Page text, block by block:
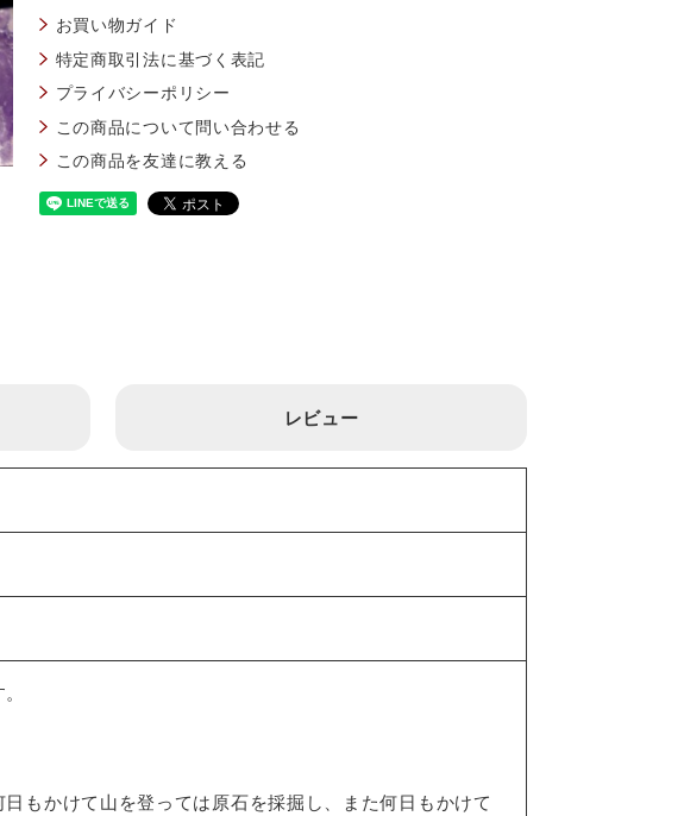
お買い物ガイド
特定商取引法に基づく表記
プライバシーポリシー
この商品について問い合わせる
この商品を友達に教える
レビュー
もかけて山を登っては原石を採掘し、また何日もかけて